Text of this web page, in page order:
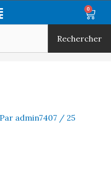
0
Rechercher
admin7407 / 25